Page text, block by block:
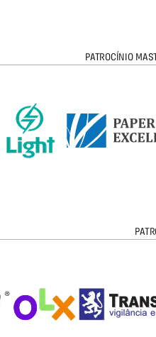
PATROCÍNIO